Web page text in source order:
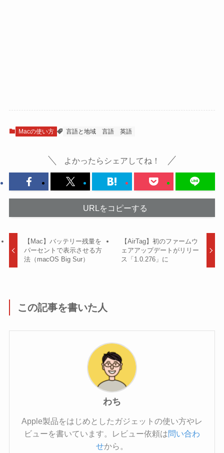
Macの使い方 言語と地域 言語 英語
よかったらシェアしてね！
URLをコピーする
【Mac】バッテリー残量を
パーセントで表示させる方
法（macOS Big Sur）
【AirTag】初のファームウ
ェアアップデートがリリー
ス「1.0.276」に
この記事を書いた人
わち
Apple製品をはじめとしたガジェットの使い方やレ
ビューを書いています。レビュー依頼は問い合わ
せから。